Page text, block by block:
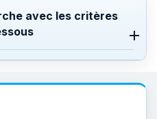
avec les critères